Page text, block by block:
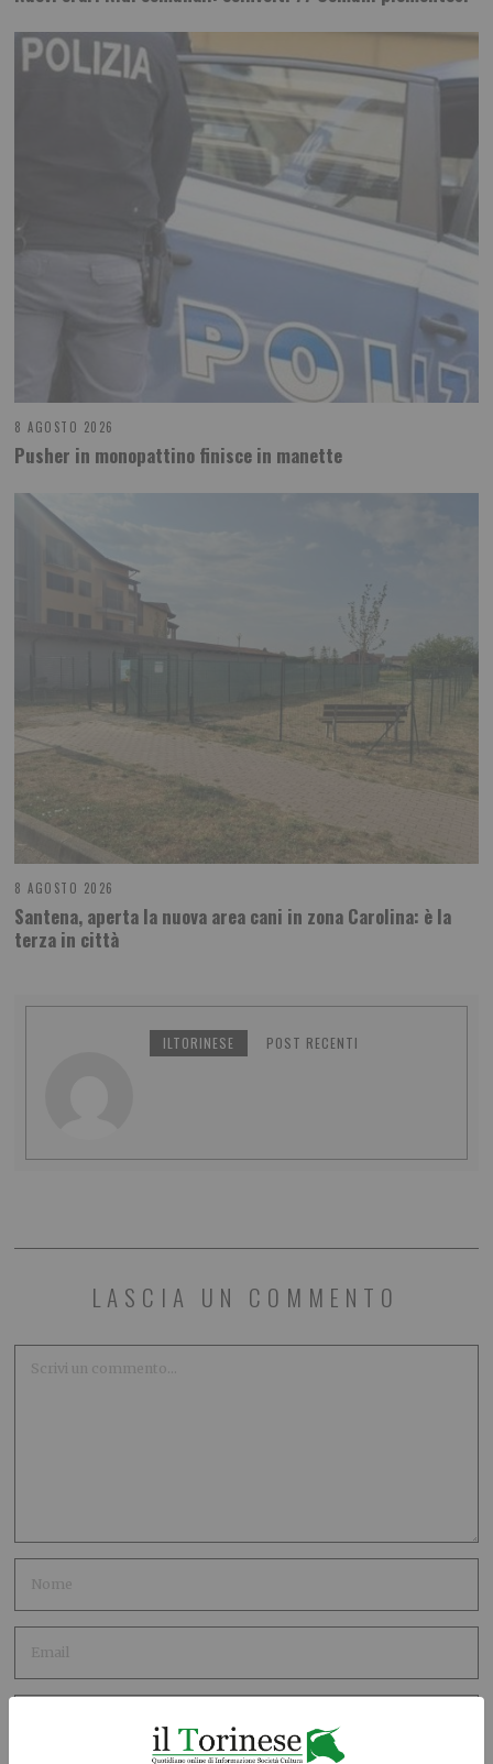
8 AGOSTO 2026
Pusher in monopattino finisce in manette
8 AGOSTO 2026
Santena, aperta la nuova area cani in zona Carolina: è la
terza in città
ILTORINESE POST RECENTI
LASCIA UN COMMENTO